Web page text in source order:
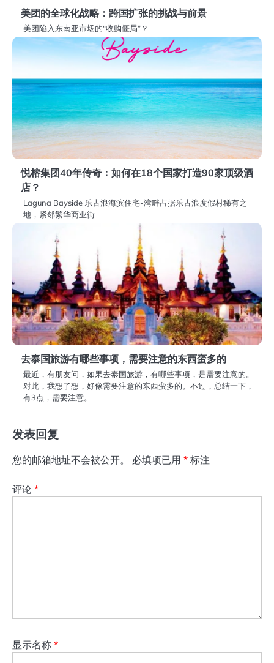
美团的全球化战略：跨国扩张的挑战与前景
美团陷入东南亚市场的“收购僵局”？
悦榕集团40年传奇：如何在18个国家打造90家顶级酒
店？
Laguna Bayside 乐古浪海滨住宅-湾畔占据乐古浪度假村稀有之
地，紧邻繁华商业街
去泰国旅游有哪些事项，需要注意的东西蛮多的
最近，有朋友问，如果去泰国旅游，有哪些事项，是需要注意的。
对此，我想了想，好像需要注意的东西蛮多的。不过，总结一下，
有3点，需要注意。
发表回复
您的邮箱地址不会被公开。 必填项已用 * 标注
评论 *
显示名称 *